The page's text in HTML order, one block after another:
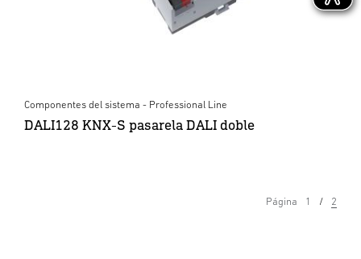
Componentes del sistema - Professional Line
DALI128 KNX-S pasarela DALI doble
Página 1 2